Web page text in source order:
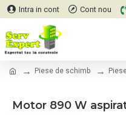
Intra in cont Cont nou
Piese de schimb
Motor 890 W